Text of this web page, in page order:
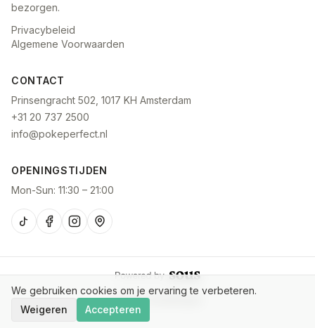
bezorgen.
Privacybeleid
Algemene Voorwaarden
CONTACT
Prinsengracht 502, 1017 KH Amsterdam
+31 20 737 2500
info@pokeperfect.nl
OPENINGSTIJDEN
Mon-Sun: 11:30 – 21:00
Cookie-instellingen
We gebruiken cookies om je ervaring te verbeteren.
Weigeren
Accepteren